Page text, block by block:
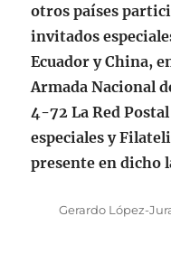
otros países
invitados
Ecuador y China,
Armada Nacional
4-72 La Red
especiales y
presente en dicho
Autor
Gerardo López-